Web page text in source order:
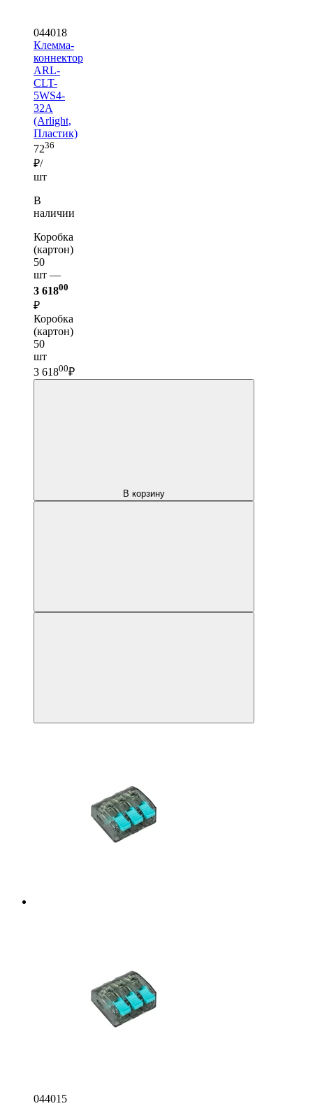
044018
Клемма-
коннектор
ARL-
CLT-
5WS4-
32A
(Arlight,
Пластик)
7236
₽/
шт
В
наличии
Коробка
(картон)
50
шт —
3 61800
₽
Коробка
(картон)
50
шт
3 61800₽
В корзину
044015